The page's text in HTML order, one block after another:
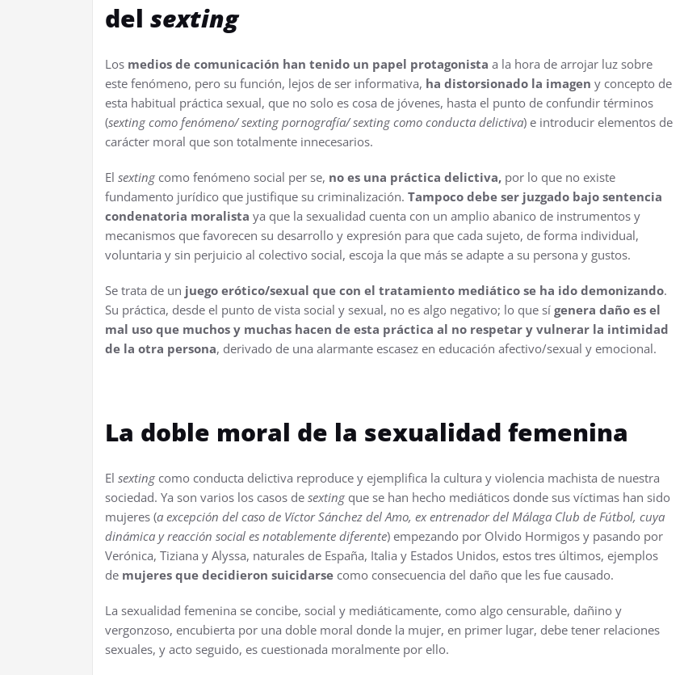
del sexting
Los medios de comunicación han tenido un papel protagonista a la hora de arrojar luz sobre
este fenómeno, pero su función, lejos de ser informativa, ha distorsionado la imagen y concepto de
esta habitual práctica sexual, que no solo es cosa de jóvenes, hasta el punto de confundir términos
(sexting como fenómeno/ sexting pornografía/ sexting como conducta delictiva) e introducir elementos de
carácter moral que son totalmente innecesarios.
El sexting como fenómeno social per se, no es una práctica delictiva, por lo que no existe
fundamento jurídico que justifique su criminalización. Tampoco debe ser juzgado bajo sentencia
condenatoria moralista ya que la sexualidad cuenta con un amplio abanico de instrumentos y
mecanismos que favorecen su desarrollo y expresión para que cada sujeto, de forma individual,
voluntaria y sin perjuicio al colectivo social, escoja la que más se adapte a su persona y gustos.
Se trata de un juego erótico/sexual que con el tratamiento mediático se ha ido demonizando.
Su práctica, desde el punto de vista social y sexual, no es algo negativo; lo que sí genera daño es el
mal uso que muchos y muchas hacen de esta práctica al no respetar y vulnerar la intimidad
de la otra persona, derivado de una alarmante escasez en educación afectivo/sexual y emocional.
La doble moral de la sexualidad femenina
El sexting como conducta delictiva reproduce y ejemplifica la cultura y violencia machista de nuestra
sociedad. Ya son varios los casos de sexting que se han hecho mediáticos donde sus víctimas han sido
mujeres (a excepción del caso de Víctor Sánchez del Amo, ex entrenador del Málaga Club de Fútbol, cuya
dinámica y reacción social es notablemente diferente) empezando por Olvido Hormigos y pasando por
Verónica, Tiziana y Alyssa, naturales de España, Italia y Estados Unidos, estos tres últimos, ejemplos
de mujeres que decidieron suicidarse como consecuencia del daño que les fue causado.
La sexualidad femenina se concibe, social y mediáticamente, como algo censurable, dañino y
vergonzoso, encubierta por una doble moral donde la mujer, en primer lugar, debe tener relaciones
sexuales, y acto seguido, es cuestionada moralmente por ello.